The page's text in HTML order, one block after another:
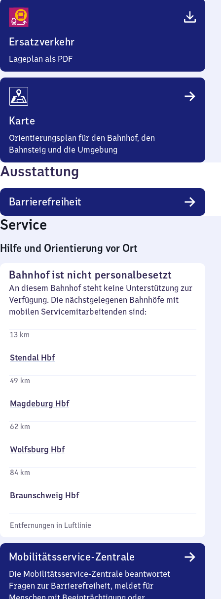
Ersatzverkehr
Lageplan als PDF
Karte
Orientierungsplan für den Bahnhof, den
Bahnsteig und die Umgebung
Ausstattung
Barrierefreiheit
Service
Hilfe und Orientierung vor Ort
Bahnhof ist nicht personalbesetzt
An diesem Bahnhof steht keine Unterstützung zur
Verfügung. Die nächstgelegenen Bahnhöfe mit
mobilen Servicemitarbeitenden sind:
13 km
Stendal Hbf
49 km
Magdeburg Hbf
62 km
Wolfsburg Hbf
84 km
Braunschweig Hbf
Entfernungen in Luftlinie
Mobilitätsservice-Zentrale
Die Mobilitätsservice-Zentrale beantwortet
Fragen zur Barrierefreiheit, meldet für